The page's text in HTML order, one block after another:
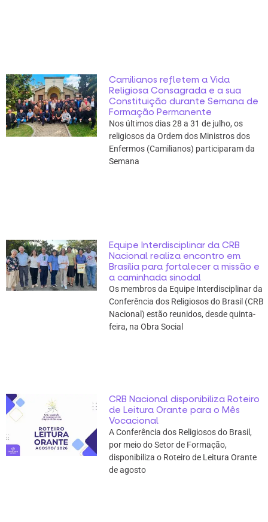
Camilianos refletem a Vida
Religiosa Consagrada e a sua
Constituição durante Semana de
Formação Permanente
Nos últimos dias 28 a 31 de julho, os
religiosos da Ordem dos Ministros dos
Enfermos (Camilianos) participaram da
Semana
Equipe Interdisciplinar da CRB
Nacional realiza encontro em
Brasília para fortalecer a missão e
a caminhada sinodal
Os membros da Equipe Interdisciplinar da
Conferência dos Religiosos do Brasil (CRB
Nacional) estão reunidos, desde quinta-
feira, na Obra Social
CRB Nacional disponibiliza Roteiro
de Leitura Orante para o Mês
Vocacional
A Conferência dos Religiosos do Brasil,
por meio do Setor de Formação,
disponibiliza o Roteiro de Leitura Orante
de agosto